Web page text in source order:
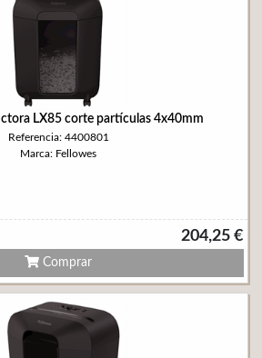
LX85 corte partículas 4x40mm
Referencia: 4400801
Marca: Fellowes
204,25 €
Comprar